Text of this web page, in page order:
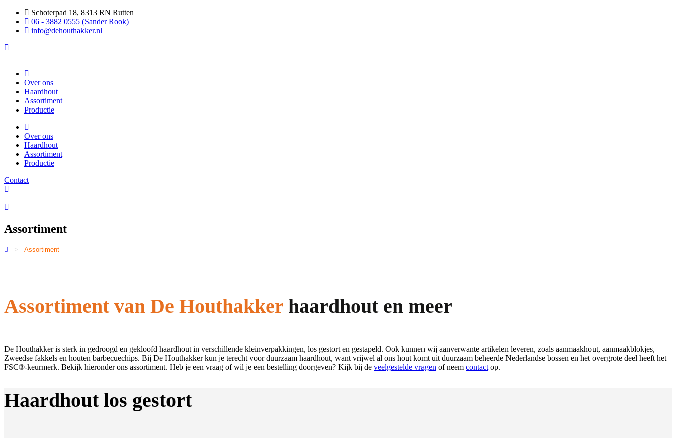
naar
Schoterpad 18, 8313 RN Rutten
06 - 3882 0555 (Sander Rook)
info@dehouthakker.nl
Over ons
Haardhout
Assortiment
Productie
Over ons
Haardhout
Assortiment
Productie
Contact
Assortiment
> Assortiment
Assortiment van De Houthakker haardhout en meer
De Houthakker is sterk in gedroogd en gekloofd haardhout in verschillende kleinverpakkingen, los gestort en gestapeld. Ook kunnen wij aanverwante artikelen leveren, zoals aanmaakhout, aanmaakblokjes,
Zweedse fakkels en houten barbecuechips. Bij De Houthakker kun je terecht voor duurzaam haardhout, want vrijwel al ons hout komt uit duurzaam beheerde Nederlandse bossen en het overgrote deel heeft het
FSC®-keurmerk. Bekijk hieronder ons assortiment. Heb je een vraag of wil je een bestelling doorgeven? Kijk bij de veelgestelde vragen of neem contact op.
Haardhout los gestort